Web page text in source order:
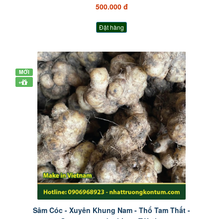
500.000 đ
Đặt hàng
MỚI
+
Sâm Cóc - Xuyên Khung Nam - Thổ Tam Thất -